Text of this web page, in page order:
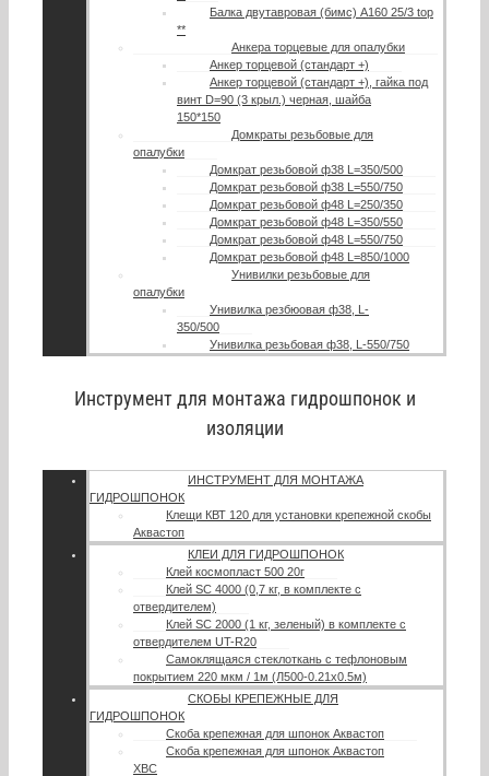
Балка двутавровая (бимс) A160 25/3 top
**
Анкера торцевые для опалубки
Анкер торцевой (стандарт +)
Анкер торцевой (стандарт +), гайка под
винт D=90 (3 крыл.) черная, шайба
150*150
Домкраты резьбовые для
опалубки
Домкрат резьбовой ф38 L=350/500
Домкрат резьбовой ф38 L=550/750
Домкрат резьбовой ф48 L=250/350
Домкрат резьбовой ф48 L=350/550
Домкрат резьбовой ф48 L=550/750
Домкрат резьбовой ф48 L=850/1000
Унивилки резьбовые для
опалубки
Унивилка резбюовая ф38, L-
350/500
Унивилка резьбовая ф38, L-550/750
Инструмент для монтажа гидрошпонок и
изоляции
ИНСТРУМЕНТ ДЛЯ МОНТАЖА
ГИДРОШПОНОК
Клещи КВТ 120 для установки крепежной скобы
Аквастоп
КЛЕИ ДЛЯ ГИДРОШПОНОК
Клей космопласт 500 20г
Клей SC 4000 (0,7 кг, в комплекте с
отвердителем)
Клей SC 2000 (1 кг, зеленый) в комплекте с
отвердителем UT-R20
Самоклящаяся стеклоткань с тефлоновым
покрытием 220 мкм / 1м (Л500-0.21х0.5м)
СКОБЫ КРЕПЕЖНЫЕ ДЛЯ
ГИДРОШПОНОК
Скоба крепежная для шпонок Аквастоп
Скоба крепежная для шпонок Аквастоп
ХВС